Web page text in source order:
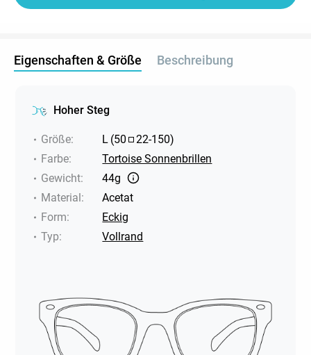
Eigenschaften & Größe Beschreibung
Hoher Steg
Größe: L (50 22-150)
Farbe:
Tortoise Sonnenbrillen
Gewicht:
44g
Material:
Acetat
Form:
Eckig
Typ: Vollrand